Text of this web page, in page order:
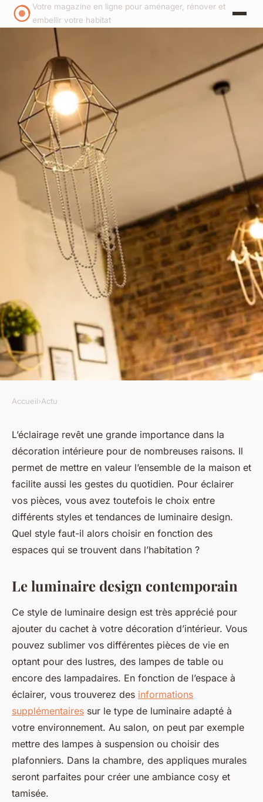
Votre magazine en ligne pour aménager, rénover et
embellir votre habitat
Quel style de luminaire design
adopté selon les pièces de
votre maison ?
luc• 27 novembre 2023•2 min de lecture
Accueil›Actu
L’éclairage revêt une grande importance dans la
décoration intérieure pour de nombreuses raisons. Il
permet de mettre en valeur l’ensemble de la maison et
facilite aussi les gestes du quotidien. Pour éclairer
vos pièces, vous avez toutefois le choix entre
différents styles et tendances de luminaire design.
Quel style faut-il alors choisir en fonction des
espaces qui se trouvent dans l’habitation ?
Le luminaire design contemporain
Ce style de luminaire design est très apprécié pour
ajouter du cachet à votre décoration d’intérieur. Vous
pouvez sublimer vos différentes pièces de vie en
optant pour des lustres, des lampes de table ou
encore des lampadaires. En fonction de l’espace à
éclairer, vous trouverez des informations
supplémentaires sur le type de luminaire adapté à
votre environnement. Au salon, on peut par exemple
mettre des lampes à suspension ou choisir des
plafonniers. Dans la chambre, des appliques murales
seront parfaites pour créer une ambiance cosy et
tamisée.